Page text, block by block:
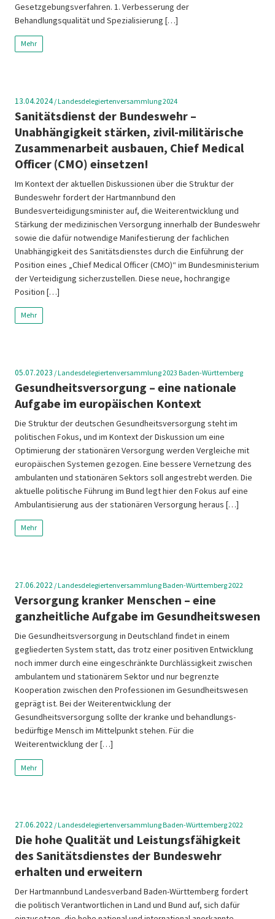
Gesetzgebungsverfahren. 1. Verbesserung der
Behandlungsqualität und Spezialisierung […]
Mehr
13.04.2024/Landesdelegiertenversammlung 2024
Sanitätsdienst der Bundeswehr –
Unabhängigkeit stärken, zivil-militärische
Zusammenarbeit ausbauen, Chief Medical
Officer (CMO) einsetzen!
Im Kontext der aktuellen Diskussionen über die Struktur der
Bundeswehr fordert der Hartmannbund den
Bundesverteidigungsminister auf, die Weiterentwicklung und
Stärkung der medizinischen Versorgung innerhalb der Bundeswehr
sowie die dafür notwendige Manifestierung der fachlichen
Unabhängigkeit des Sanitätsdienstes durch die Einführung der
Position eines „Chief Medical Officer (CMO)“ im Bundesministerium
der Verteidigung sicherzustellen. Diese neue, hochrangige
Position […]
Mehr
05.07.2023 /Landesdelegiertenversammlung 2023 Baden-Württemberg
Gesundheitsversorgung – eine nationale
Aufgabe im europäischen Kontext
Die Struktur der deutschen Gesundheitsversorgung steht im
politischen Fokus, und im Kontext der Diskussion um eine
Optimierung der stationären Versorgung werden Vergleiche mit
europäischen Systemen gezogen. Eine bessere Vernetzung des
ambulanten und stationären Sektors soll angestrebt werden. Die
aktuelle politische Führung im Bund legt hier den Fokus auf eine
Ambulantisierung aus der stationären Versorgung heraus […]
Mehr
27.06.2022 /Landesdelegiertenversammlung Baden-Württemberg 2022
Versorgung kranker Menschen – eine
ganzheitliche Aufgabe im Gesundheitswesen
Die Gesundheitsversorgung in Deutschland findet in einem
gegliederten System statt, das trotz einer positiven Entwicklung
noch immer durch eine eingeschränkte Durchlässigkeit zwischen
ambulantem und stationärem Sektor und nur begrenzte
Kooperation zwischen den Professionen im Gesundheitswesen
geprägt ist. Bei der Weiterentwicklung der
Gesundheitsversorgung sollte der kranke und behandlungs­
bedürftige Mensch im Mittelpunkt stehen. Für die
Weiterentwicklung der […]
Mehr
27.06.2022 /Landesdelegiertenversammlung Baden-Württemberg 2022
Die hohe Qualität und Leistungsfähigkeit
des Sanitätsdienstes der Bundeswehr
erhalten und erweitern
Der Hartmannbund Landesverband Baden-Württemberg fordert
die politisch Verantwortlichen in Land und Bund auf, sich dafür